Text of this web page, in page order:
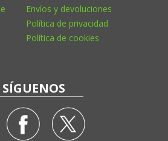
Envíos y devoluciones
Política de privacidad
Política de cookies
SÍGUENOS